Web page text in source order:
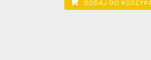
DODAJ DO